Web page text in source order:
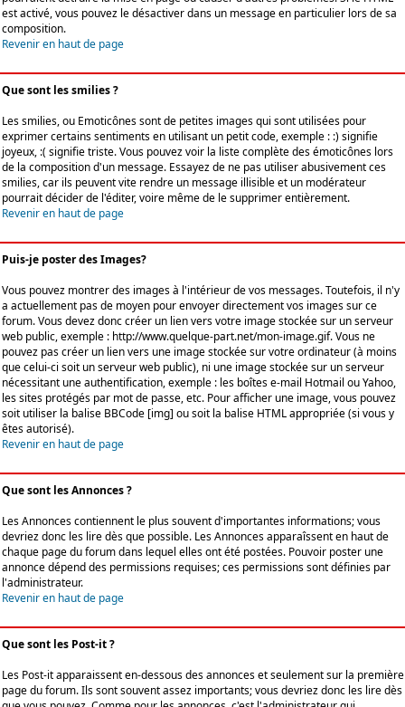
est activé, vous pouvez le désactiver dans un message en particulier lors de sa
composition.
Revenir en haut de page
Que sont les smilies ?
Les smilies, ou Emoticônes sont de petites images qui sont utilisées pour
exprimer certains sentiments en utilisant un petit code, exemple : :) signifie
joyeux, :( signifie triste. Vous pouvez voir la liste complète des émoticônes lors
de la composition d'un message. Essayez de ne pas utiliser abusivement ces
smilies, car ils peuvent vite rendre un message illisible et un modérateur
pourrait décider de l'éditer, voire même de le supprimer entièrement.
Revenir en haut de page
Puis-je poster des Images?
Vous pouvez montrer des images à l'intérieur de vos messages. Toutefois, il n'y
a actuellement pas de moyen pour envoyer directement vos images sur ce
forum. Vous devez donc créer un lien vers votre image stockée sur un serveur
web public, exemple : http://www.quelque-part.net/mon-image.gif. Vous ne
pouvez pas créer un lien vers une image stockée sur votre ordinateur (à moins
que celui-ci soit un serveur web public), ni une image stockée sur un serveur
nécessitant une authentification, exemple : les boîtes e-mail Hotmail ou Yahoo,
les sites protégés par mot de passe, etc. Pour afficher une image, vous pouvez
soit utiliser la balise BBCode [img] ou soit la balise HTML appropriée (si vous y
êtes autorisé).
Revenir en haut de page
Que sont les Annonces ?
Les Annonces contiennent le plus souvent d'importantes informations; vous
devriez donc les lire dès que possible. Les Annonces apparaîssent en haut de
chaque page du forum dans lequel elles ont été postées. Pouvoir poster une
annonce dépend des permissions requises; ces permissions sont définies par
l'administrateur.
Revenir en haut de page
Que sont les Post-it ?
Les Post-it apparaissent en-dessous des annonces et seulement sur la première
page du forum. Ils sont souvent assez importants; vous devriez donc les lire dès